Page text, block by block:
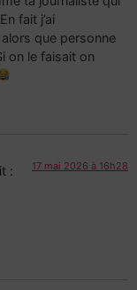
fait j’ai
que personne
on le faisait on
: 17 mai 2026 à 16h28